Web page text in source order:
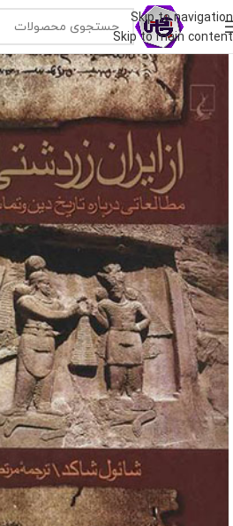
Skip to navigation
Skip to main content